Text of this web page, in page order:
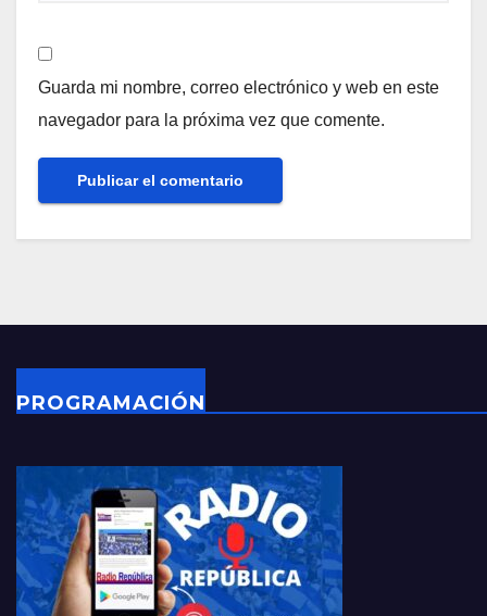
Guarda mi nombre, correo electrónico y web en este
navegador para la próxima vez que comente.
PROGRAMACIÓN